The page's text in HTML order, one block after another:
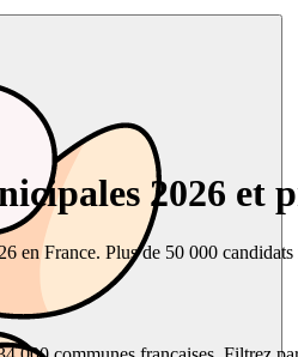
2026 et
en France. Plus de 50 000